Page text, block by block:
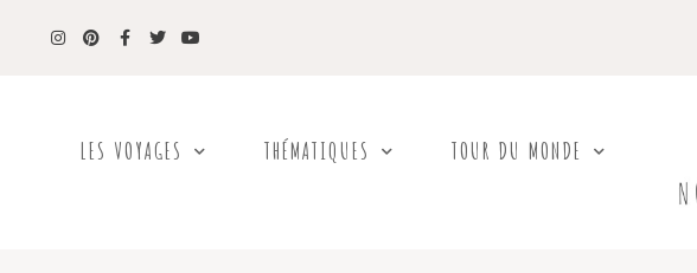
LES VOYAGES THÉMATIQUES TOUR DU MONDE